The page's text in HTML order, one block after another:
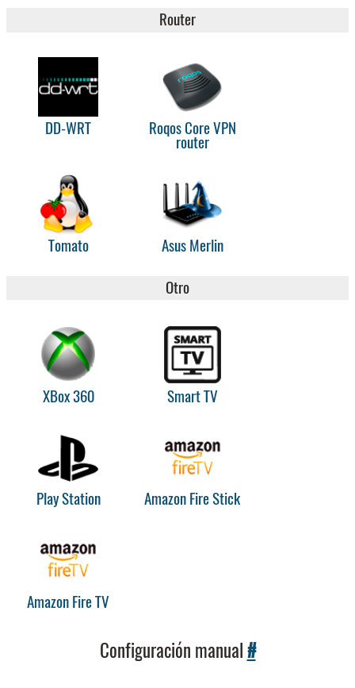
Router
DD-WRT
Roqos Core VPN
router
Tomato Asus Merlin
Otro
XBox 360 Smart TV
Play Station Amazon Fire Stick
Amazon Fire TV
Configuración manual #